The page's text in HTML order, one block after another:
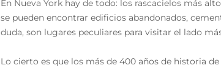
En Nueva York hay de todo: los rascacielos más
se pueden encontrar edificios abandonados,
duda, son lugares peculiares para visitar el lado
Lo cierto es que los más de 400 años de historia